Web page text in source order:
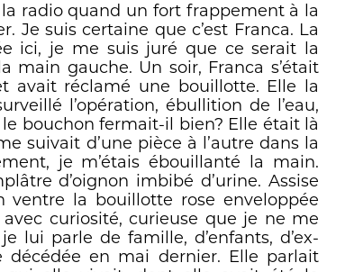
la radio quand un fort frappement à la
Je suis certaine que c’est Franca. La
ici, je me suis juré que ce serait la
main gauche. Un soir, Franca s’était
avait réclamé une bouillotte. Elle la
l’opération, ébullition de l’eau,
le bouchon fermait-il bien? Elle était là
suivait d’une pièce à l’autre dans la
je m’étais ébouillanté la main.
d’oignon imbibé d’urine. Assise
ventre la bouillotte rose enveloppée
curiosité, curieuse que je ne me
lui parle de famille, d’enfants, d’ex-
décédée en mai dernier. Elle parlait